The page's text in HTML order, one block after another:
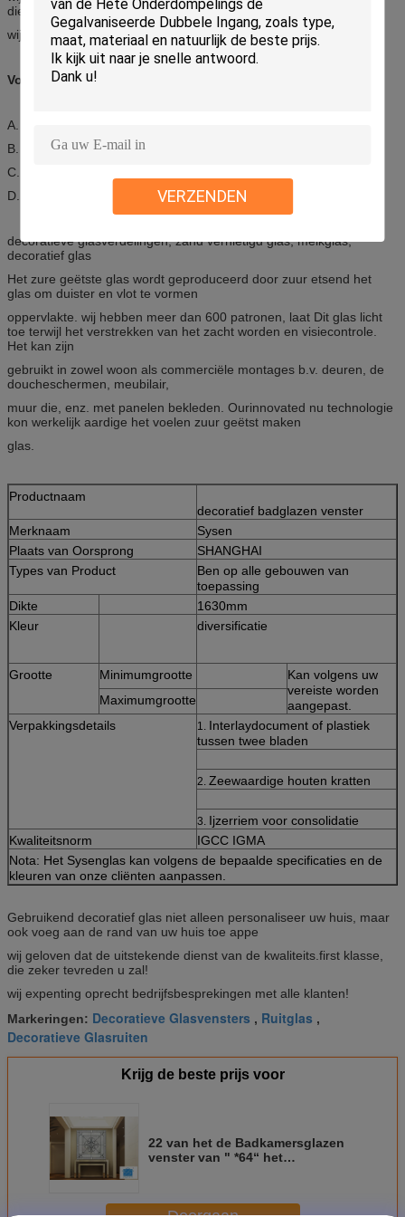
VERZENDEN
die zeker tevreden u zal!
wij expenting oprecht bedrijfsbesprekingen met alle klanten!
Voordelen:
A. moderne unieke stijl,
B. hittebestendigheid, berichtweerstand, die warm houden
C. oxygenatieweerstand, builresisitance
D. draag hoge & lage temperatuur
decoratieve glasverdelingen, zand vernietigd glas, melkglas,
decoratief glas
Het zure geëtste glas wordt geproduceerd door zuur etsend het
glas om duister en vlot te vormen
oppervlakte. wij hebben meer dan 600 patronen, laat Dit glas licht
toe terwijl het verstrekken van het zacht worden en visiecontrole.
Het kan zijn
gebruikt in zowel woon als commerciële montages b.v. deuren, de
doucheschermen, meubilair,
muur die, enz. met panelen bekleden. Ourinnovated nu technologie
kon werkelijk aardige het voelen zuur geëtst maken
glas.
Productnaam
decoratief badglazen venster
Merknaam
Sysen
Plaats van Oorsprong
SHANGHAI
Types van Product
Ben op alle gebouwen van
toepassing
Dikte
1630mm
Kleur
diversificatie
Grootte Minimumgrootte
Kan volgens uw
vereiste worden
aangepast.
Maximumgrootte
Verpakkingsdetails
1. Interlaydocument of plastiek
tussen twee bladen
2. Zeewaardige houten kratten
3. Ijzerriem voor consolidatie
Kwaliteitsnorm
IGCC IGMA
Nota: Het Sysenglas kan volgens de bepaalde specificaties en de
kleuren van onze cliënten aanpassen.
Gebruikend decoratief glas niet alleen personaliseer uw huis, maar
ook voeg aan de rand van uw huis toe appe
wij geloven dat de uitstekende dienst van de kwaliteits.first klasse,
die zeker tevreden u zal!
wij expenting oprecht bedrijfsbesprekingen met alle klanten!
Markeringen: Decoratieve Glasvensters , Ruitglas ,
Decoratieve Glasruiten
Krijg de beste prijs voor
22 van het de Badkamersglazen
venster van " *64“ het